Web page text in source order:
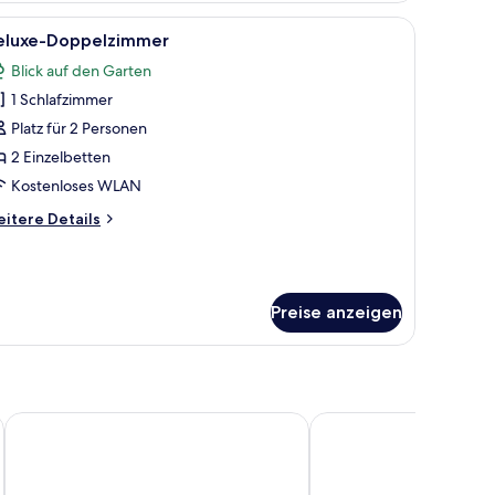
und einem Poster an der Wand.
Holzwänden, einem großen Flachbildfernseher, Sitzbereichen und einem
Ein Schlafzimmer mit einem Bett, einem
5 Doppelzimmer
Blick auf den Garten
1 Schlafzimmer
Platz für 2 Personen
2 Einzelbetten
Kostenloses WLAN
Details
Preise anzeigen
Alpenblick Hotel Antika